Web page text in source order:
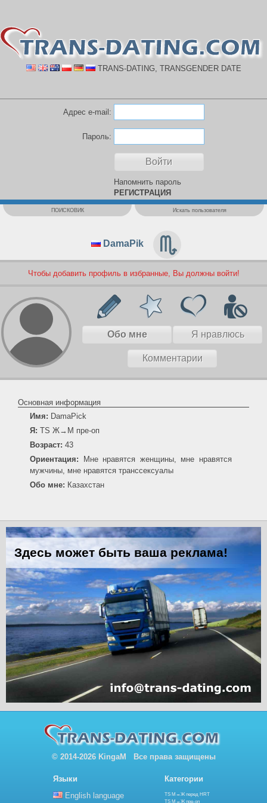
TRANS-DATING, TRANSGENDER DATE
Адрес e-mail:
Пароль:
Напомнить пароль
РЕГИСТРАЦИЯ
ПОИСКОВИК Искать пользователя
DamaPik
Чтобы добавить профиль в избранные, Вы должны войти!
Обо мне Я нравлюсь
Комментарии
Основная информация
Имя: DamaPick
Я: TS Ж→М пре-оп
Возраст: 43
Ориентация: Мне нравятся женщины, мне нравятся
мужчины, мне нравятся транссексуалы
Обо мне: Казахстан
© 2014-2026 KingaM Все права защищены
Языки
English language
Категории
TS М→Ж перед HRT
TS М→Ж пре-оп